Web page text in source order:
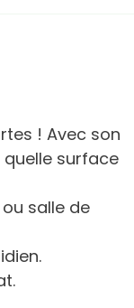
! Avec son
surface
salle de